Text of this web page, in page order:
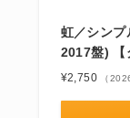
虹／シン
2017盤) 【
¥2,750 （